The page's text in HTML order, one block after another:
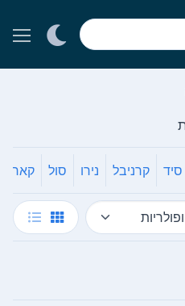
סיד קרניבל נירו סול